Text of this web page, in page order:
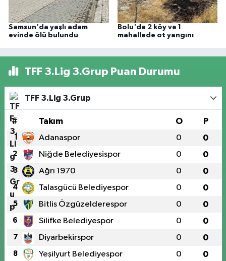
Samsun'da yaşlı adam
evinde ölü bulundu
Bolu'da 2 köy ve 1
mahallede ot yangını
TFF 3.Lig 3.Grup Puan Durumu
TFF 3.Lig 3.Grup
# Takım O P
1 Adanaspor 0 0
2 Niğde Belediyesispor 0 0
3 Ağrı 1970 0 0
4 Talasgücü Belediyespor 0 0
5 Bitlis Özgüzelderespor 0 0
6 Silifke Belediyespor 0 0
7 Diyarbekirspor 0 0
8 Yeşilyurt Belediyespor 0 0